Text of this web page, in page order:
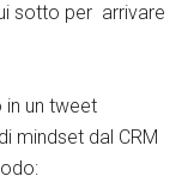
sotto per arrivare
un tweet
mindset dal CRM